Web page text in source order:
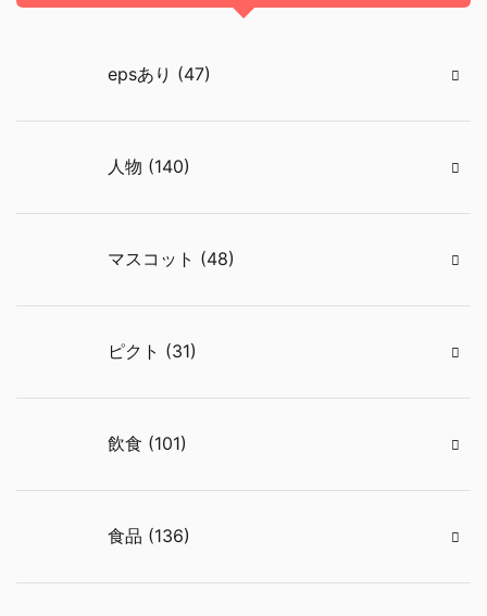
epsあり (47)
人物 (140)
マスコット (48)
ピクト (31)
飲食 (101)
食品 (136)